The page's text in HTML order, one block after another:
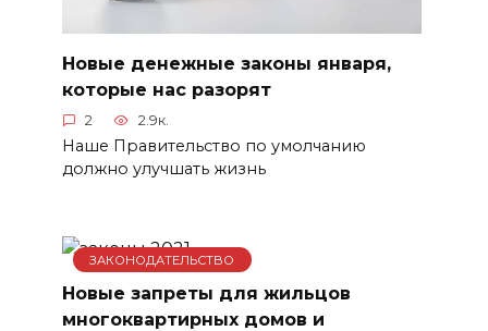
Новые денежные законы января,
которые нас разорят
2 2.9к.
Наше Правительство по умолчанию
должно улучшать жизнь
ЗАКОНОДАТЕЛЬСТВО
Новые запреты для жильцов
многоквартирных домов и